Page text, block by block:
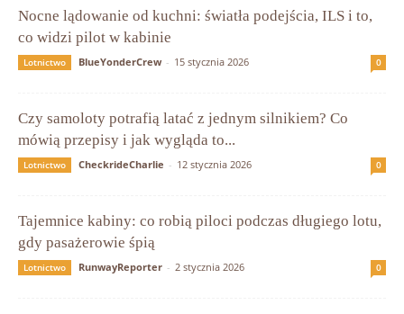
Nocne lądowanie od kuchni: światła podejścia, ILS i to,
co widzi pilot w kabinie
Lotnictwo BlueYonderCrew - 15 stycznia 2026 0
Czy samoloty potrafią latać z jednym silnikiem? Co
mówią przepisy i jak wygląda to...
Lotnictwo CheckrideCharlie - 12 stycznia 2026 0
Tajemnice kabiny: co robią piloci podczas długiego lotu,
gdy pasażerowie śpią
Lotnictwo RunwayReporter - 2 stycznia 2026 0